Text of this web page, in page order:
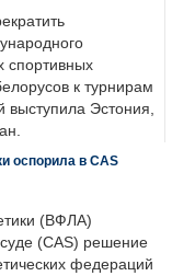
спортивных
к турнирам
выступила Эстония,
оспорила в CAS
(ВФЛА)
(CAS) решение
федераций